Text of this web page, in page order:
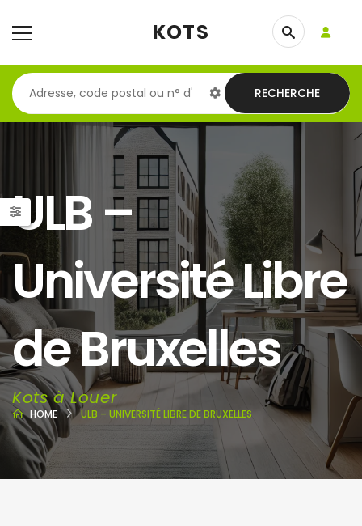
KOTS
RECHERCHE
ULB –
Université Libre
de Bruxelles
Kots à Louer
HOME ULB – UNIVERSITÉ LIBRE DE BRUXELLES